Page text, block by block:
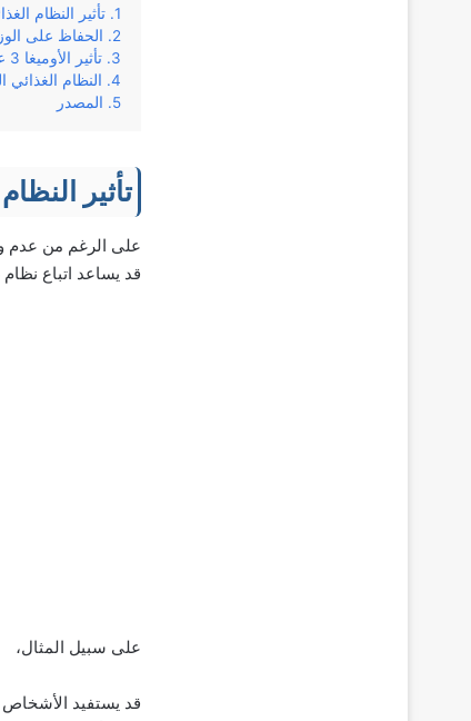
تأثير النظام
الحفاظ على
تأثير الأوميغا 3 على علاج الروماتويد والتهاب المفاصل
النظام
المصدر
تأثير
على الرغم من عدم
قد يساعد اتباع
على سبيل المثال،